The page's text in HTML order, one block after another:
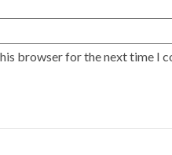
browser for the next time I